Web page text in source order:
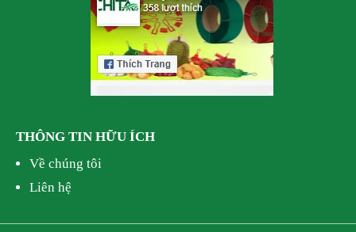
THÔNG TIN HỮU ÍCH
Về chúng tôi
Liên hệ